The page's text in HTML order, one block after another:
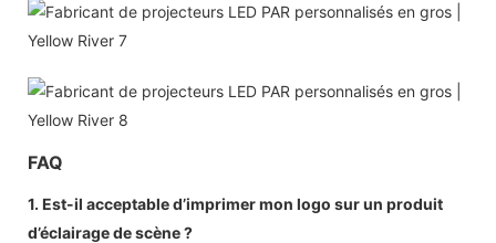
FAQ
1. Est-il acceptable d’imprimer mon logo sur un produit
d’éclairage de scène ?